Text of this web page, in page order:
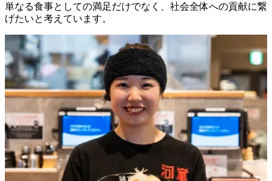
単なる食事としての満足だけでなく、社会全体への貢献に繋
げたいと考えています。